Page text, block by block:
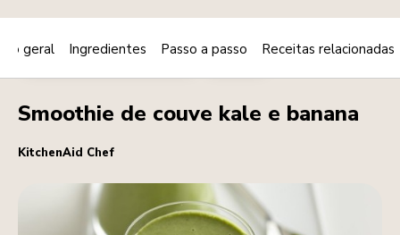
PEQUENO-ALMOÇO/BRUNCH BEBIDAS Print
Smoothie de couve kale e banana
KitchenAid Chef
geral Ingredientes Passo a passo Receitas relacionadas